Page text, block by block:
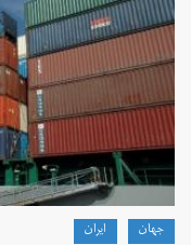
جهان ايران